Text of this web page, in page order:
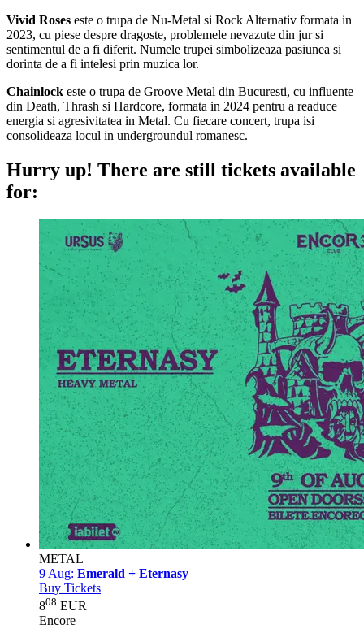
Vivid Roses este o trupa de Nu-Metal si Rock Alternativ formata in
2023, cu piese despre dragoste, problemele nevazute din jur si
sentimentul de a fi diferit. Numele trupei simbolizeaza pasiunea si
dorinta de a fi intelesi prin muzica lor.
Chainlock este o trupa de Groove Metal din Bucuresti, cu influente
din Death, Thrash si Hardcore, formata in 2024 pentru a readuce
energia si agresivitatea in Metal. Cu fiecare concert, trupa isi
consolideaza locul in undergroundul romanesc.
Hurry up! There are still tickets available
for:
METAL
9 Aug: Emerald + Eternasy
Buy Tickets
808 EUR
Encore